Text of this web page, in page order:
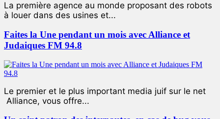
La première agence au monde proposant des robots
à louer dans des usines et...
Faites la Une pendant un mois avec Alliance et
Judaiques FM 94.8
Le premier et le plus important media juif sur le net
Alliance, vous offre...